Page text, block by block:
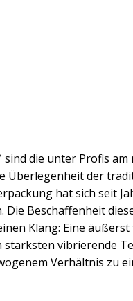
die unter Profis am
Überlegenheit der
hat sich seit
Die Beschaffenheit
Klang: Eine äußerst
stärksten vibrierende
Verhältnis zu